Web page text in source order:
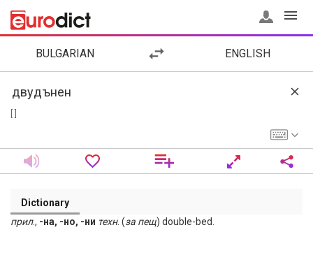
BULGARIAN ENGLISH
Dictionary
прил., -на, -но, -ни техн. (за пещ) double-bed.